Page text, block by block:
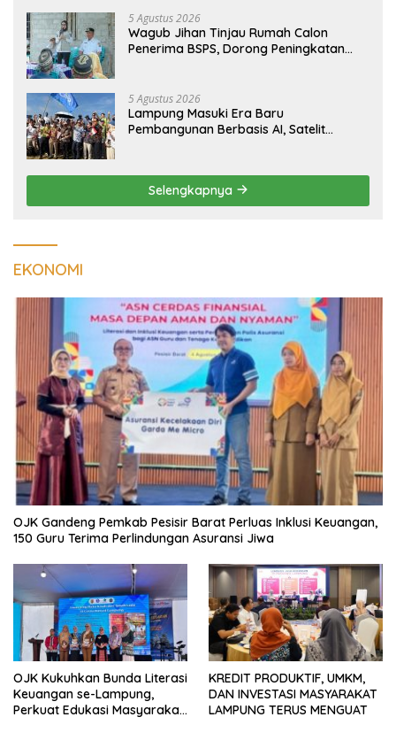
5 Agustus 2026
Wagub Jihan Tinjau Rumah Calon
Penerima BSPS, Dorong Peningkatan
5 Agustus 2026
Lampung Masuki Era Baru
Pembangunan Berbasis AI, Satelit
Selengkapnya
EKONOMI
OJK Gandeng Pemkab Pesisir Barat Perluas Inklusi Keuangan,
150 Guru Terima Perlindungan Asuransi Jiwa
OJK Kukuhkan Bunda Literasi
Keuangan se-Lampung,
Perkuat Edukasi Masyarakat
KREDIT PRODUKTIF, UMKM,
DAN INVESTASI MASYARAKAT
LAMPUNG TERUS MENGUAT